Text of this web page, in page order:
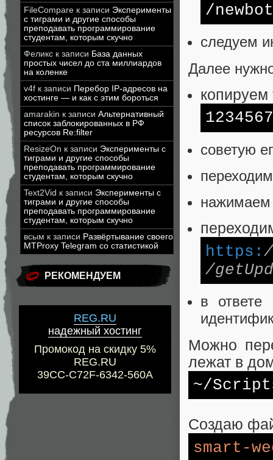
FileCompare к записи Эксперименты
с тиграми и другие способы
преподавать программирование
студентам, которым скучно
Феликс к записи База данных
простых чисел до ста миллиардов
на коленке
v4f к записи Перебор IP-адресов на
хостинге — и как с этим бороться
amarakin к записи Альтернативный
список заблокированных в РФ
ресурсов Re:filter
ResizeOn к записи Эксперименты с
тиграми и другие способы
преподавать программирование
студентам, которым скучно
Text2Vid к записи Эксперименты с
тиграми и другие способы
преподавать программирование
студентам, которым скучно
всым к записи Развёртывание своего
MTProxy Telegram со статистикой
РЕКОМЕНДУЕМ
REG.RU
надежный хостинг
Промокод на скидку 5%
REG.RU
39CC-C72F-6342-560A
/
следуем
Далее
копируем
советую
https:
/
в ответе
Можно
лежат в
~/
Создаю
smart-